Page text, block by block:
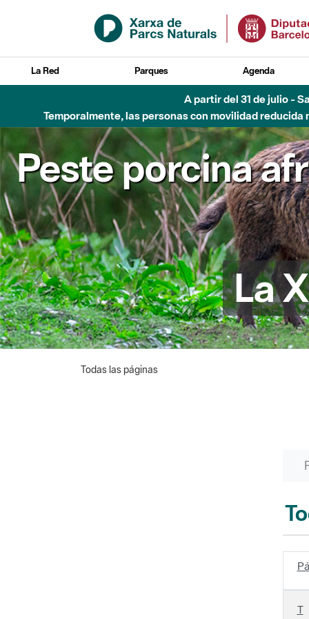
Saltar al contenido principal
La Red Parques Agenda
A partir del 31 de julio -
Temporalmente, las personas con movilidad
Peste porcina
La
Todas las páginas
T